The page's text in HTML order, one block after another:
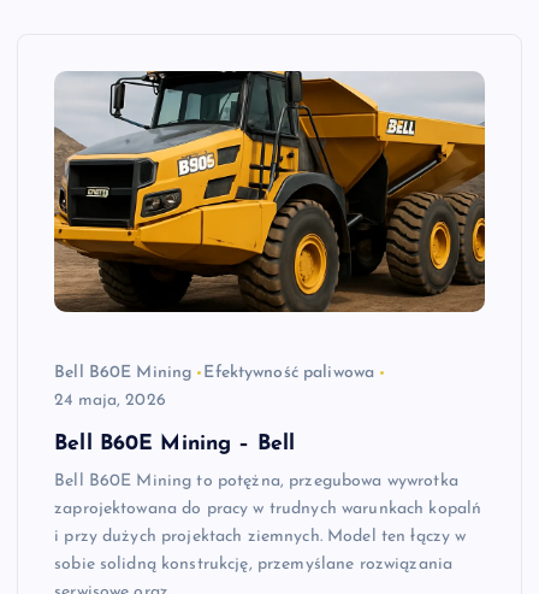
Bell B60E Mining
Efektywność paliwowa
24 maja, 2026
Bell B60E Mining – Bell
Bell B60E Mining to potężna, przegubowa wywrotka
zaprojektowana do pracy w trudnych warunkach kopalń
i przy dużych projektach ziemnych. Model ten łączy w
sobie solidną konstrukcję, przemyślane rozwiązania